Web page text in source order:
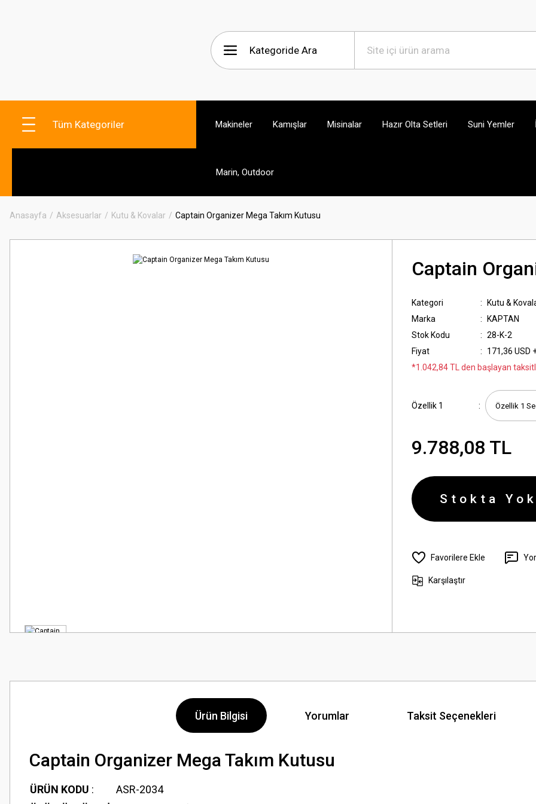
Tüm Kategoriler Makineler Kamışlar Misinalar Hazır Olta Setleri Suni Yemler
Marin, Outdoor
Anasayfa Aksesuarlar Kutu & Kovalar Captain Organizer Mega Takım Kutusu
Captain
Kategori
Kutu &
Marka
KAPTAN
Stok Kodu
28-K-2
Fiyat
171,36 USD
*1.042,84 TL den başlayan
Özellik 1
9.788,08 TL
Stokta
Karşılaştır
Ürün Bilgisi Yorumlar Taksit Seçenekleri
Captain Organizer Mega Takım Kutusu
ÜRÜN KODU :
ASR-2034